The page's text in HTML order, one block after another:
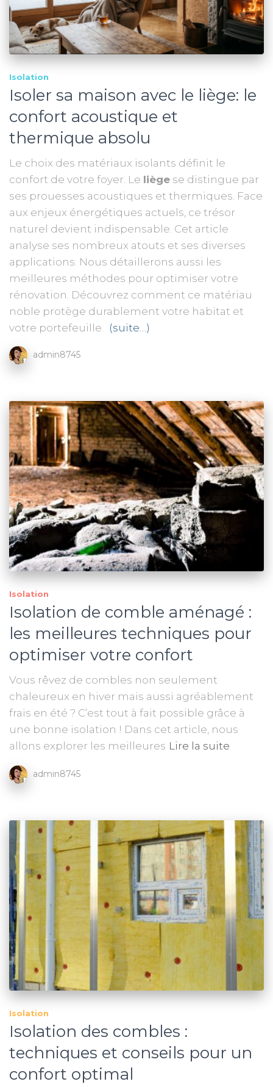
Isolation
Isoler sa maison avec le liège: le
confort acoustique et
thermique absolu
Le choix des matériaux isolants définit le
confort de votre foyer. Le liège se distingue par
ses prouesses acoustiques et thermiques. Face
aux enjeux énergétiques actuels, ce trésor
naturel devient indispensable. Cet article
analyse ses nombreux atouts et ses diverses
applications. Nous détaillerons aussi les
meilleures méthodes pour optimiser votre
rénovation. Découvrez comment ce matériau
noble protège durablement votre habitat et
votre portefeuille. (suite…)
admin8745
Isolation
Isolation de comble aménagé :
les meilleures techniques pour
optimiser votre confort
Vous rêvez de combles non seulement
chaleureux en hiver mais aussi agréablement
frais en été ? C’est tout à fait possible grâce à
une bonne isolation ! Dans cet article, nous
allons explorer les meilleures Lire la suite
admin8745
Isolation
Isolation des combles :
techniques et conseils pour un
confort optimal